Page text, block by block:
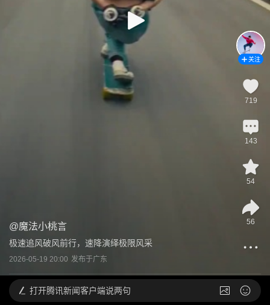
@魔法小桃言
极速追风破风前行，速降演绎极限风采
2026-05-19 20:00 发布于广东
关注
719
143
54
56
打开腾讯新闻客户端说两句